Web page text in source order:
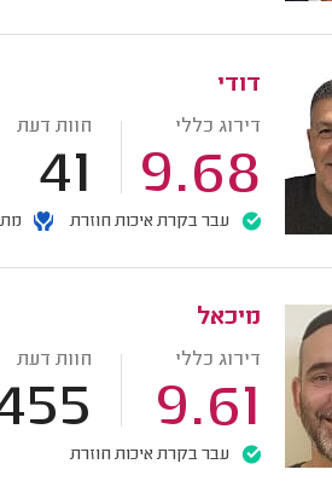
דודי
דירוג כללי
9.68
חוות דעת
41
עבר בקרת איכות חוזרת
מיכאל
דירוג כללי
9.61
חוות דעת
עבר בקרת איכות חוזרת